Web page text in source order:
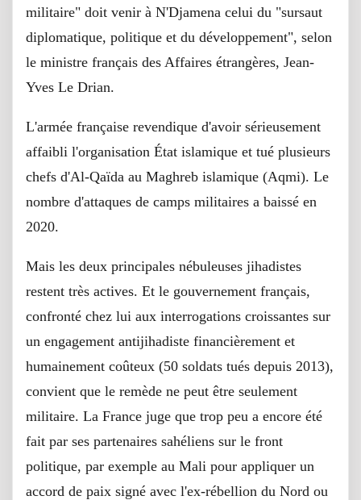
militaire" doit venir à N'Djamena celui du "sursaut
diplomatique, politique et du développement", selon
le ministre français des Affaires étrangères, Jean-
Yves Le Drian.
L'armée française revendique d'avoir sérieusement
affaibli l'organisation État islamique et tué plusieurs
chefs d'Al-Qaïda au Maghreb islamique (Aqmi). Le
nombre d'attaques de camps militaires a baissé en
2020.
Mais les deux principales nébuleuses jihadistes
restent très actives. Et le gouvernement français,
confronté chez lui aux interrogations croissantes sur
un engagement antijihadiste financièrement et
humainement coûteux (50 soldats tués depuis 2013),
convient que le remède ne peut être seulement
militaire. La France juge que trop peu a encore été
fait par ses partenaires sahéliens sur le front
politique, par exemple au Mali pour appliquer un
accord de paix signé avec l'ex-rébellion du Nord ou